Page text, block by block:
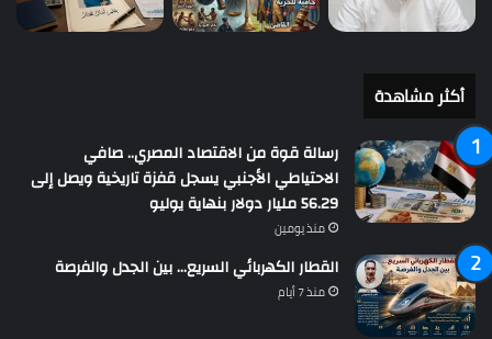
أكثر مشاهدة
رسالة قوة من الاقتصاد المصري.. صافي
الاحتياطي الأجنبي يسجل قفزة تاريخية ويصل إلى
56.29 مليار دولار بنهاية يوليو
منذ يومين
القطار الكهربائي السريع… بين الجدل والفرصة
منذ 7 أيام